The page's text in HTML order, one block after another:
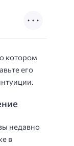
котором
его
недавно
в